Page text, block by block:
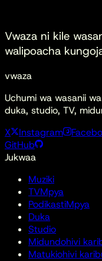
Q4
Vwaza ni kile
walipoacha
vwaza
Uchumi wa wasanii
duka, studio, TV,
X
Instagram
GitHub
Jukwaa
Muziki
TVMpya
PodikastiMpya
Duka
Studio
Midundohivi
Matukiohivi